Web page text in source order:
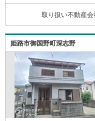
2.買い替えなどに
くさんの銀行と繋
に審査が可能！
め、より多くの
さい！
取り扱い不動産
姫路市御国野町深志野